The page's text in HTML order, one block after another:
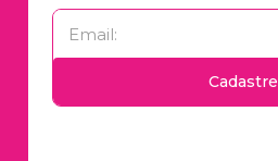
Cadastre